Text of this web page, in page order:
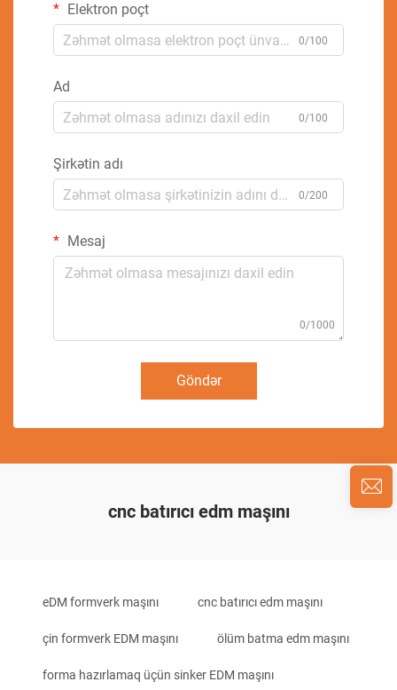
Elektron poçt
0/100
Ad
0/100
Şirkətin adı
0/200
Mesaj
0/1000
Göndər
cnc batırıcı edm maşını
eDM formverk maşını cnc batırıcı edm maşını
çin formverk EDM maşını ölüm batma edm maşını
forma hazırlamaq üçün sinker EDM maşını